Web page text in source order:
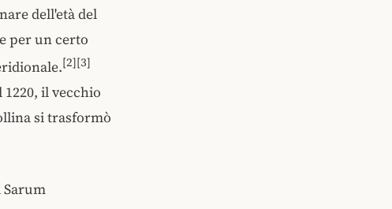
dell'età del
per un certo
[2][3]
il vecchio
si trasformò
Sarum